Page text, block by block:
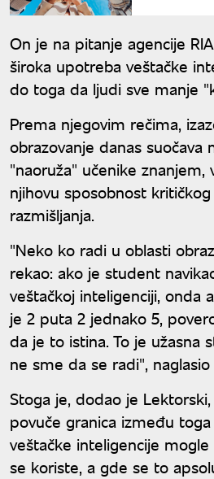
On je na pitanje agencije
široka upotreba veštačke
do toga da ljudi sve manje
Prema njegovim rečima,
obrazovanje danas suočava
"naoruža" učenike znanjem,
njihovu sposobnost
razmišljanja.
"Neko ko radi u oblasti
rekao: ako je student
veštačkoj inteligenciji, onda
je 2 puta 2 jednako 5,
da je to istina. To je užasna
ne sme da se radi",
Stoga je, dodao je
povuče granica između
veštačke inteligencije
se koriste, a gde se to